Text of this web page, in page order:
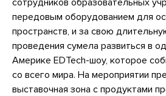
передовым оборудованием для
пространств, и за свою
проведения сумела развиться в
Америке EDTech-шоу, которое
со всего мира. На мероприятии
выставочная зона с продуктами